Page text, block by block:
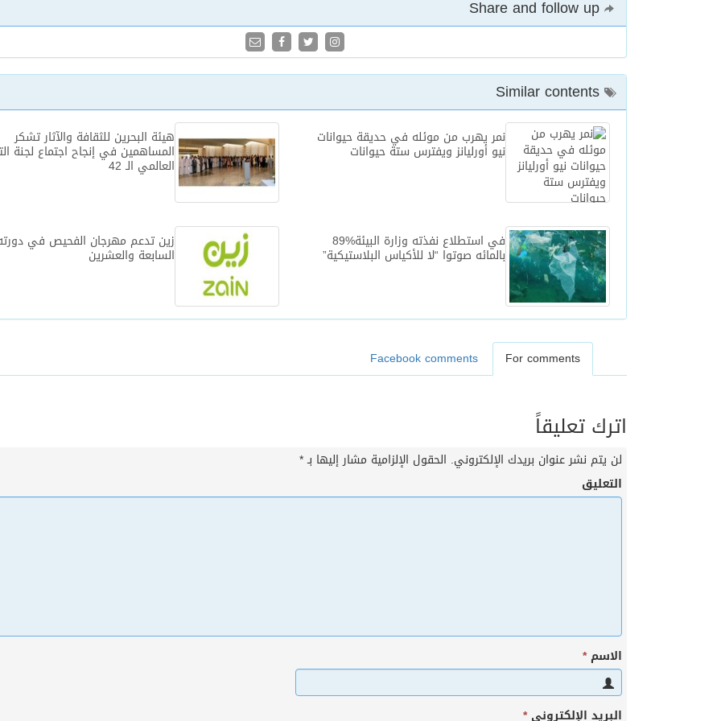
هيئة البحرين للثقافة والآثار تشكر
المساهمين في إنجاح اجتماع لجنة
العالمي الـ 42‎
نمر يهرب من موئله في حديقة حيوانات
نيو أورليانز ويفترس ستة حيوانات
زين تدعم مهرجان الفحيص في
السابعة والعشرين
في استطلاع نفذته وزارة البيئة%89
بالمائه صوتوا “لا للأكياس البلاستيكية”
For comments
Facebook comments
اترك تعليقاً
لن يتم نشر عنوان بريدك الإلكتروني. الحقول الإلزامية مشار إليها بـ*
التعليق
الاسم*
البريد الإلكتروني*